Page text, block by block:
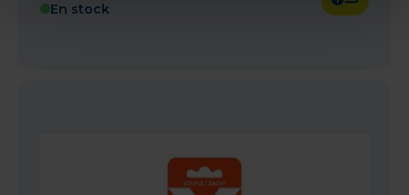
En stock